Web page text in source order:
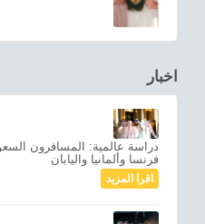
اخبار
دراسة عالمية: المسافرون
فرنسا وألمانيا واليابان
اقرا المزيد